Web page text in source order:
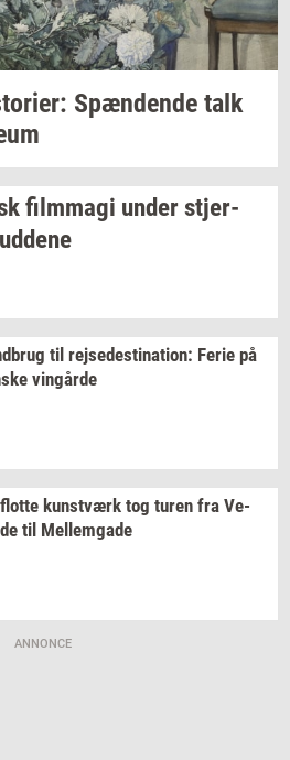
Spæn­den­de talk
film­magi understjer­
til rej­se­desti­na­tion: Ferie på
vin­går­de
flot­te kunst­værk tog turen fra Ve­
til Mel­lem­ga­de
ANNONCE